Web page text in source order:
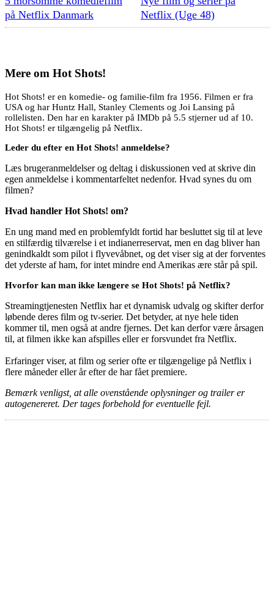
på Netflix Danmark
Netflix (Uge 48)
Mere om Hot Shots!
Hot Shots! er en komedie- og familie-film fra 1956. Filmen er fra
USA og har Huntz Hall, Stanley Clements og Joi Lansing på
rollelisten. Den har en karakter på IMDb på 5.5 stjerner ud af 10.
Hot Shots! er tilgængelig på Netflix.
Leder du efter en Hot Shots! anmeldelse?
Læs brugeranmeldelser og deltag i diskussionen ved at skrive din
egen anmeldelse i kommentarfeltet nedenfor. Hvad synes du om
filmen?
Hvad handler Hot Shots! om?
En ung mand med en problemfyldt fortid har besluttet sig til at leve
en stilfærdig tilværelse i et indianerreservat, men en dag bliver han
genindkaldt som pilot i flyvevåbnet, og det viser sig at der forventes
det yderste af ham, for intet mindre end Amerikas ære står på spil.
Hvorfor kan man ikke længere se Hot Shots! på Netflix?
Streamingtjenesten Netflix har et dynamisk udvalg og skifter derfor
løbende deres film og tv-serier. Det betyder, at nye hele tiden
kommer til, men også at andre fjernes. Det kan derfor være årsagen
til, at filmen ikke kan afspilles eller er forsvundet fra Netflix.
Erfaringer viser, at film og serier ofte er tilgængelige på Netflix i
flere måneder eller år efter de har fået premiere.
Bemærk venligst, at alle ovenstående oplysninger og trailer er
autogenereret. Der tages forbehold for eventuelle fejl.